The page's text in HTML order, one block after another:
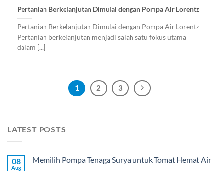
Pertanian Berkelanjutan Dimulai dengan Pompa Air Lorentz
Pertanian Berkelanjutan Dimulai dengan Pompa Air Lorentz
Pertanian berkelanjutan menjadi salah satu fokus utama
dalam [...]
1 2 3
LATEST POSTS
08
Aug
Memilih Pompa Tenaga Surya untuk Tomat Hemat Air